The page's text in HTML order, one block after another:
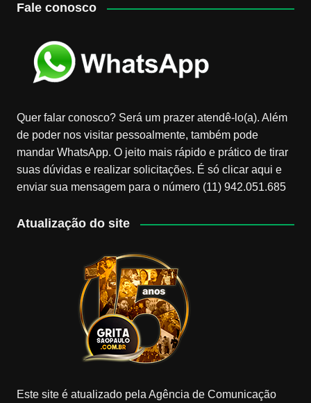
Fale conosco
Quer falar conosco? Será um prazer atendê-lo(a). Além
de poder nos visitar pessoalmente, também pode
mandar WhatsApp. O jeito mais rápido e prático de tirar
suas dúvidas e realizar solicitações. É só clicar aqui e
enviar sua mensagem para o número (11) 942.051.685
Atualização do site
Este site é atualizado pela Agência de Comunicação